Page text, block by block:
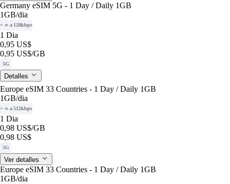
Germany eSIM 5G - 1 Day / Daily 1GB
1GB/dia
+ ∞ a 128kbps
1 Dia
0,95 US$
0,95 US$/GB
5G
Detalles
Europe eSIM 33 Countries - 1 Day / Daily 1GB
1GB/dia
+ ∞ a 512kbps
1 Dia
0,98 US$/GB
0,98 US$
5G
Ver detalles
Europe eSIM 33 Countries - 1 Day / Daily 1GB
1GB/dia